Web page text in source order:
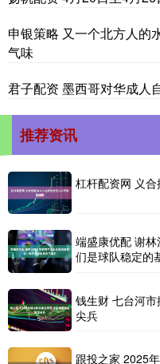
申银策略 又一个北方人的
气味
君子配资 墨西哥对华成人
推荐资讯
杠杆配资网 义
端盛康优配 谢
们是球队稳定的
钱生财 七台河
尖兵
跟投之家 2025